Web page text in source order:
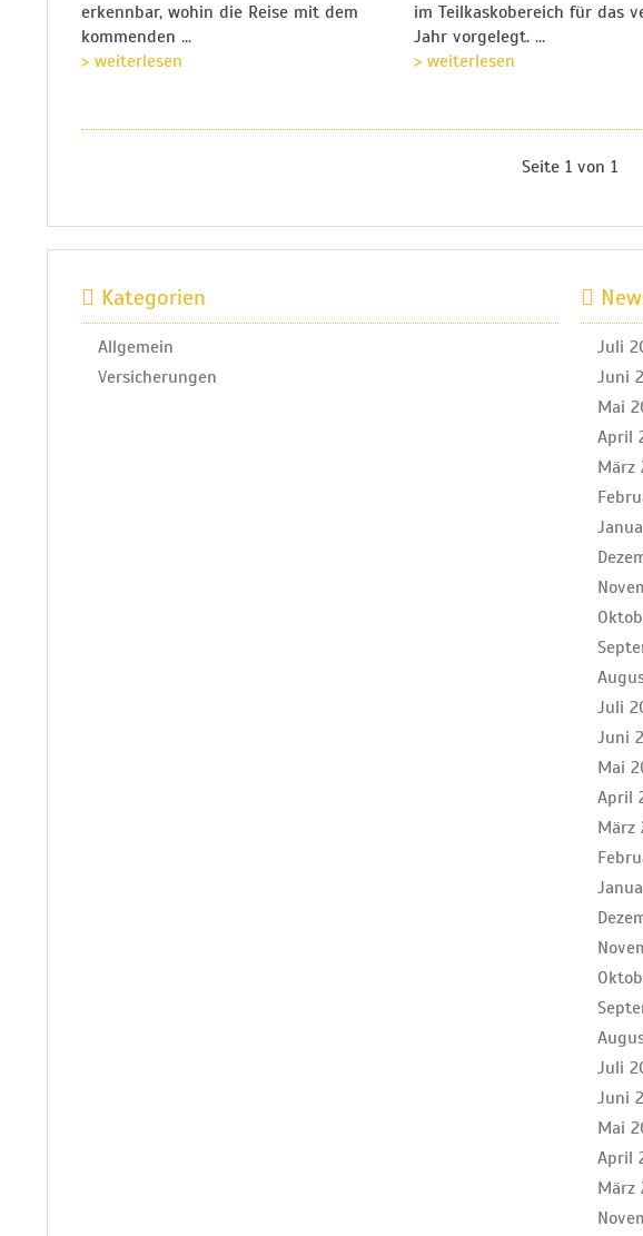
erkennbar, wohin die Reise mit dem
kommenden …
> weiterlesen
im Teilkaskobereich für das
Jahr vorgelegt. …
> weiterlesen
Seite 1 von 1
Kategorien
Allgemein
Versicherungen
Juli
Juni
Mai
April
März
Juli
Juni
Mai
April
März
Juli
Juni
Mai
April
März